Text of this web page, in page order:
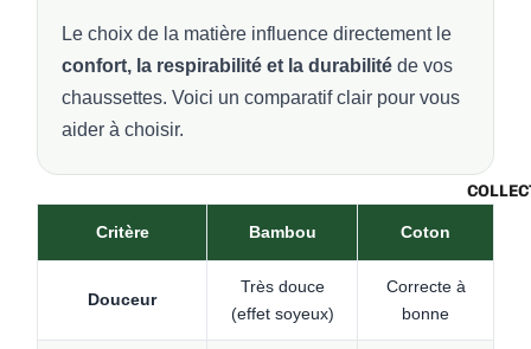
Le choix de la matière influence directement le
confort, la respirabilité et la durabilité de vos
chaussettes. Voici un comparatif clair pour vous
aider à choisir.
Critère Bambou Coton
Douceur
Très douce
(effet soyeux)
Correcte à
bonne